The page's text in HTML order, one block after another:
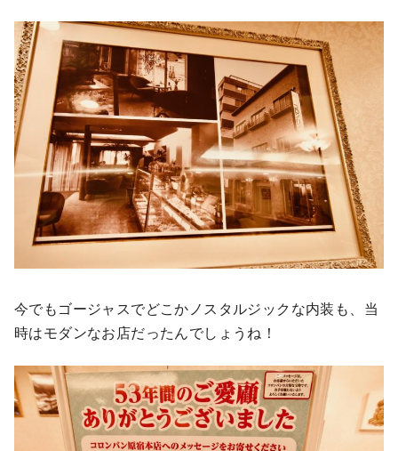
今でもゴージャスでどこかノスタルジックな内装も、当
時はモダンなお店だったんでしょうね！